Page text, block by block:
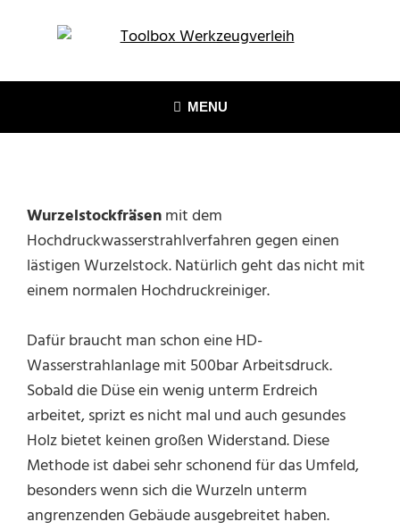
MENU
Wurzelstockfräsenmit dem
Hochdruckwasserstrahlverfahren gegen einen
lästigen Wurzelstock. Natürlich geht das nicht mit
einem normalen Hochdruckreiniger.
Dafür braucht man schon eine HD-
Wasserstrahlanlage mit 500bar Arbeitsdruck.
Sobald die Düse ein wenig unterm Erdreich
arbeitet, sprizt es nicht mal und auch gesundes
Holz bietet keinen großen Widerstand. Diese
Methode ist dabei sehr schonend für das Umfeld,
besonders wenn sich die Wurzeln unterm
angrenzenden Gebäude ausgebreitet haben.